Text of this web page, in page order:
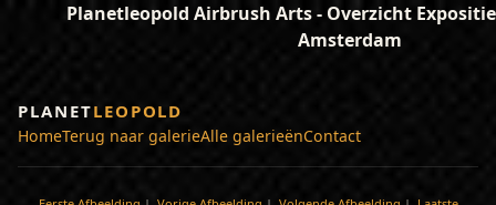
Planetleopold Airbrush Arts - Overzicht
Amsterdam
PLANETLEOPOLD
HomeTerug naar galerieAlle galerieënContact